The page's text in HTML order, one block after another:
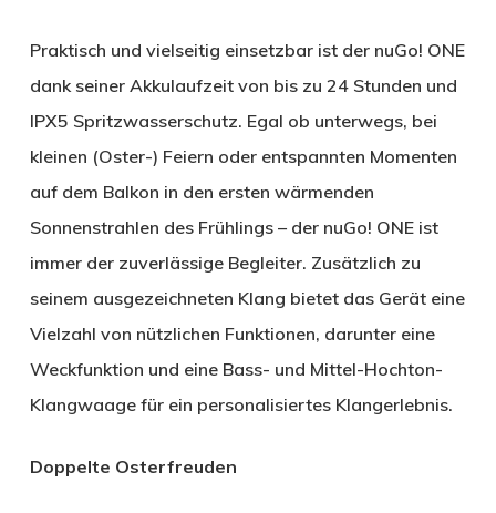
Praktisch und vielseitig einsetzbar ist der nuGo! ONE
dank seiner Akkulaufzeit von bis zu 24 Stunden und
IPX5 Spritzwasserschutz. Egal ob unterwegs, bei
kleinen (Oster-) Feiern oder entspannten Momenten
auf dem Balkon in den ersten wärmenden
Sonnenstrahlen des Frühlings – der nuGo! ONE ist
immer der zuverlässige Begleiter. Zusätzlich zu
seinem ausgezeichneten Klang bietet das Gerät eine
Vielzahl von nützlichen Funktionen, darunter eine
Weckfunktion und eine Bass- und Mittel-Hochton-
Klangwaage für ein personalisiertes Klangerlebnis.
Doppelte Osterfreuden